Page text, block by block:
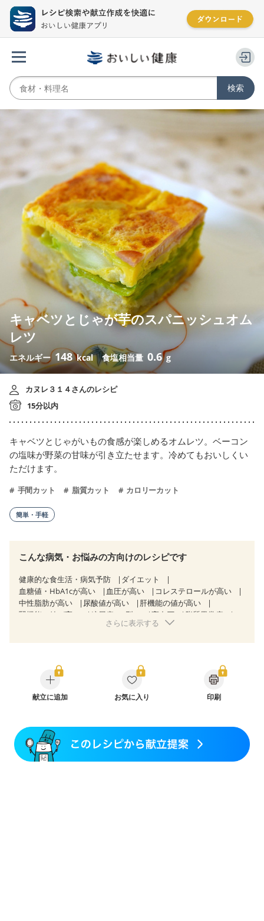
キャベツとじゃが芋のスパニッシュオム
レツ
エネルギー 148 kcal 食塩相当量 0.6 g
カヌレ３１４さんのレシピ
15分以内
キャベツとじゃがいもの食感が楽しめるオムレツ。ベーコン
の塩味が野菜の甘味が引き立たせます。冷めてもおいしくい
ただけます。
手間カット 脂質カット カロリーカット
簡単・手軽
こんな病気・お悩みの方向けのレシピです
健康的な食生活・病気予防
ダイエット
血糖値・HbA1cが高い
血圧が高い
コレステロールが高い
中性脂肪が高い
尿酸値が高い
肝機能の値が高い
腎機能の値が高い
糖尿病（2型） 高血圧
脂質異常症
胃ポリープ
胆石症
糖尿病性腎症（第３期）
CKD（ステージ１）
CKD（ステージ２）
CKD（ステージ３a）
乳がん（抗がん剤治療中）
乳がん（ホルモン療法中）
飲み込みにくい
妊婦健診・体重増加が気になる（初期）
妊婦健診・血圧が気になる（初期）
さらに表示する
献立に追加 お気に入り 印刷